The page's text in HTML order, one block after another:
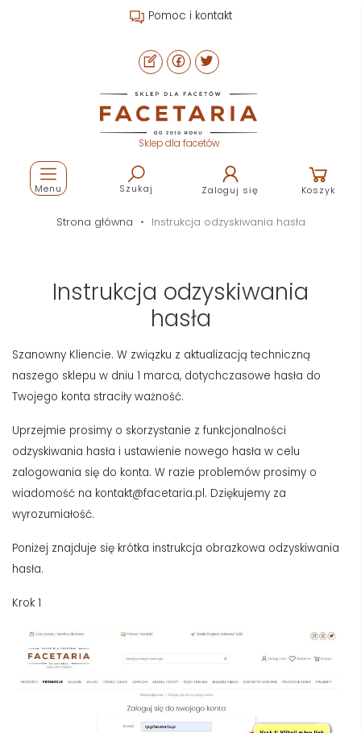
Pomoc i kontakt
Sklep dla facetów
Szukaj Zaloguj się Koszyk
Menu
Strona główna Instrukcja odzyskiwania hasła
Instrukcja odzyskiwania
hasła
Szanowny Kliencie. W związku z aktualizacją techniczną
naszego sklepu w dniu 1 marca, dotychczasowe hasła do
Twojego konta straciły ważność.
Uprzejmie prosimy o skorzystanie z funkcjonalności
odzyskiwania hasła i ustawienie nowego hasła w celu
zalogowania się do konta. W razie problemów prosimy o
wiadomość na kontakt@facetaria.pl. Dziękujemy za
wyrozumiałość.
Poniżej znajduje się krótka instrukcja obrazkowa odzyskiwania
hasła.
Krok 1